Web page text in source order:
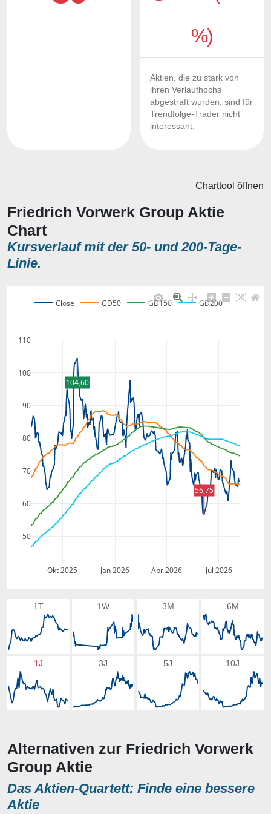
%)
Aktien, die zu stark von
ihren Verlaufhochs
abgestraft wurden, sind für
Trendfolge-Trader nicht
interessant.
Friedrich Vorwerk Group Aktie
Chart
Kursverlauf mit der 50- und 200-Tage-
Linie.
Charttool öffnen
Okt 2025 Jan 2026 Apr 2026 Jul 2026
50
60
70
80
90
100
110
Close GD50 GD150 GD200
104,60
56,75
1T 1W 3M 6M
1J 3J 5J 10J
Alternativen zur Friedrich Vorwerk
Group Aktie
Das Aktien-Quartett: Finde eine bessere
Aktie